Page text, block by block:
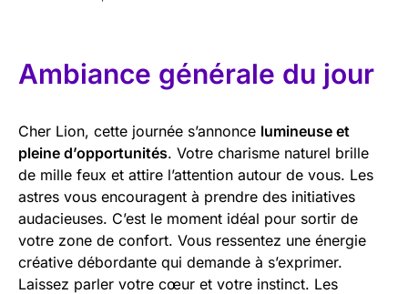
Ambiance générale du jour
Cher Lion, cette journée s’annonce lumineuse et
pleine d’opportunités. Votre charisme naturel brille
de mille feux et attire l’attention autour de vous. Les
astres vous encouragent à prendre des initiatives
audacieuses. C’est le moment idéal pour sortir de
votre zone de confort. Vous ressentez une énergie
créative débordante qui demande à s’exprimer.
Laissez parler votre cœur et votre instinct. Les